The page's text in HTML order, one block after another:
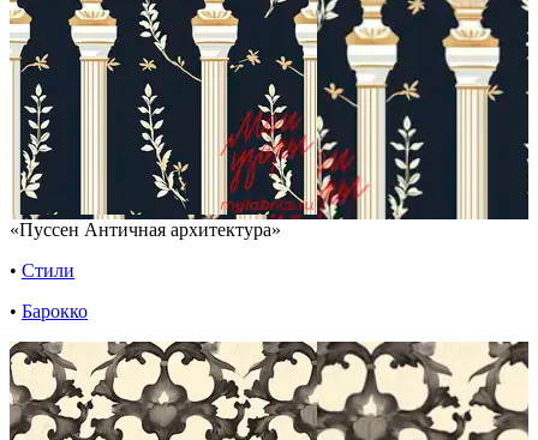
«Пуссен Античная архитектура»
• Стили
• Барокко